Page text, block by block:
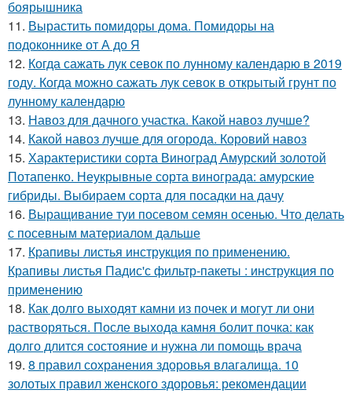
боярышника
11. Вырастить помидоры дома. Помидоры на
подоконнике от А до Я
12. Когда сажать лук севок по лунному календарю в 2019
году. Когда можно сажать лук севок в открытый грунт по
лунному календарю
13. Навоз для дачного участка. Какой навоз лучше?
14. Какой навоз лучше для огорода. Коровий навоз
15. Характеристики сорта Виноград Амурский золотой
Потапенко. Неукрывные сорта винограда: амурские
гибриды. Выбираем сорта для посадки на дачу
16. Выращивание туи посевом семян осенью. Что делать
с посевным материалом дальше
17. Крапивы листья инструкция по применению.
Крапивы листья Падис'с фильтр-пакеты : инструкция по
применению
18. Как долго выходят камни из почек и могут ли они
растворяться. После выхода камня болит почка: как
долго длится состояние и нужна ли помощь врача
19. 8 правил сохранения здоровья влагалища. 10
золотых правил женского здоровья: рекомендации